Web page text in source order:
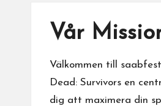
Vår
Välkommen till
Dead: Survivors en
dig att maximera din